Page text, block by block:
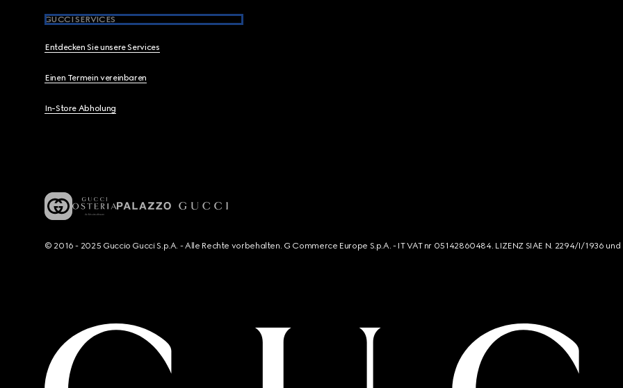
GUCCI SERVICES
Entdecken Sie unsere Services
Einen Termein vereinbaren
In-Store Abholung
© 2016 - 2025 Guccio Gucci S.p.A. - Alle Rechte vorbehalten. G Commerce Europe S.p.A. - IT VAT nr 05142860484. LIZENZ SIAE N. 2294/I/1936